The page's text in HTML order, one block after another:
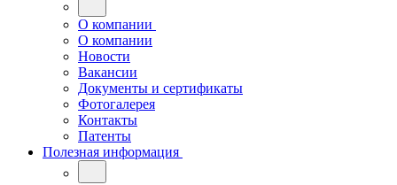
О компании
О компании
Новости
Вакансии
Документы и сертификаты
Фотогалерея
Контакты
Патенты
Полезная информация